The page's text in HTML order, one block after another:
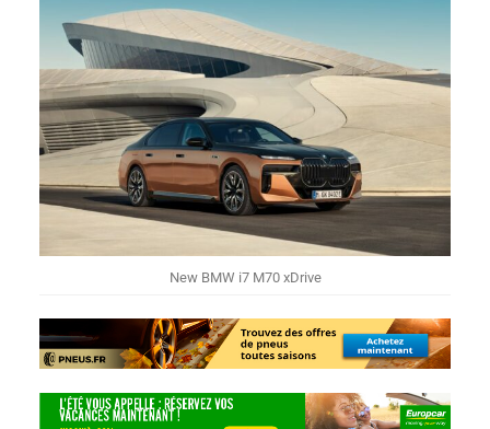
New BMW i7 M70 xDrive